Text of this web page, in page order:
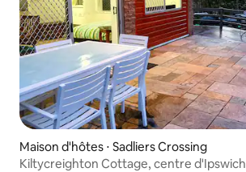
Maison d'hôtes ⋅ Sadliers Crossing
Kiltycreighton Cottage, centre d'Ipswich